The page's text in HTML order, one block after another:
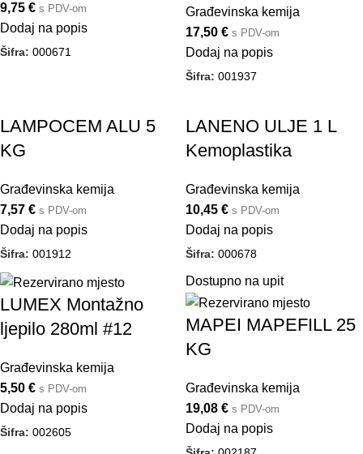
9,75 € s PDV-om
Dodaj na popis
Šifra: 000671
Građevinska kemija
17,50 € s PDV-om
Dodaj na popis
Šifra: 001937
LAMPOCEM ALU 5
KG
Građevinska kemija
7,57 € s PDV-om
Dodaj na popis
Šifra: 001912
LANENO ULJE 1 L
Kemoplastika
Građevinska kemija
10,45 € s PDV-om
Dodaj na popis
Šifra: 000678
LUMEX Montažno
ljepilo 280ml #12
Građevinska kemija
5,50 € s PDV-om
Dodaj na popis
Šifra: 002605
Dostupno na upit
MAPEI MAPEFILL 25
KG
Građevinska kemija
19,08 € s PDV-om
Dodaj na popis